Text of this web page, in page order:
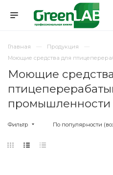
Главная
Продукция
Моющие средства для
Моющие
промышленности
Фильтр По популярности